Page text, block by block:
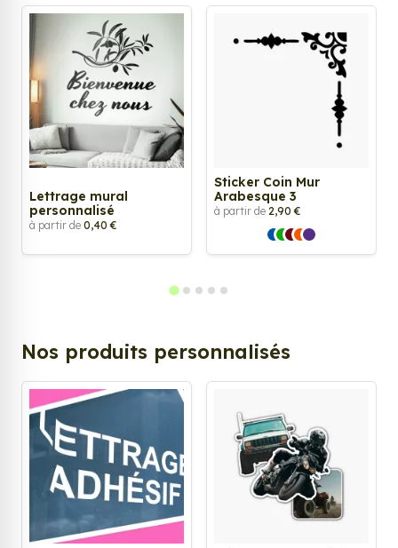
Lettrage mural
personnalisé
à partir de 0,40 €
Sticker Coin Mur
Arabesque 3
à partir de 2,90 €
Nos produits personnalisés